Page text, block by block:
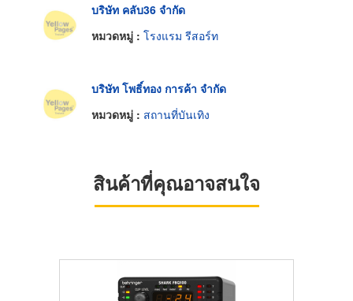
บริษัท คลับ36 จำกัด
หมวดหมู่ : โรงแรม รีสอร์ท
บริษัท โพธิ์ทอง การค้า จำกัด
หมวดหมู่ : สถานที่บันเทิง
สินค้าที่คุณอาจสนใจ